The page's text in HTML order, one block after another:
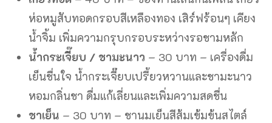
ห่อหมูสับทอดกรอบสีเหลืองทอง เสิร์ฟร้อนๆ เคียง
น้ำจิ้ม เพิ่มความกรุบกรอบระหว่างรอชามหลัก
น้ำกระเจี๊ยบ / ชามะนาว – 30 บาท – เครื่องดื่ม
เย็นชื่นใจ น้ำกระเจี๊ยบเปรี้ยวหวานและชามะนาว
หอมกลิ่นชา ดื่มแก้เลี่ยนและเพิ่มความสดชื่น
ชาเย็น – 30 บาท – ชานมเย็นสีส้มเข้มข้นสไตล์